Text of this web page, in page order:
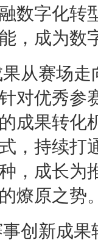
数字化
，成为数
从赛场
对优秀参
成果转化
，持续打
，成长为
燎原之势
创新成